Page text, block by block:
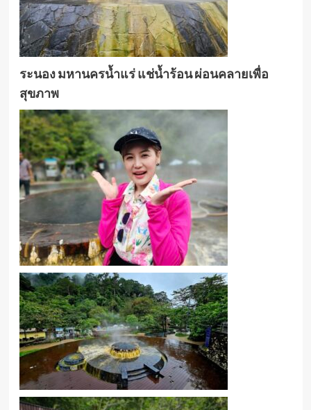
ระนอง มหานครน้ำแร่ แช่น้ำร้อน ผ่อนคลายเพื่อ
สุขภาพ